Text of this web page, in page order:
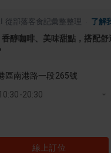
從部落客食記彙整整理 了解
醇咖啡、美味甜點，搭配
區南港路一段265號
20:30
線上訂位